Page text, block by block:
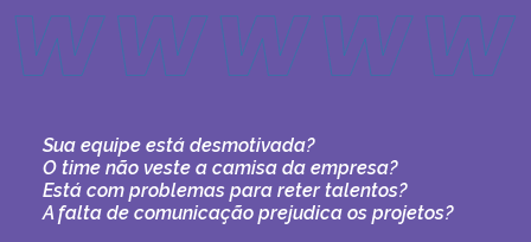
Sua equipe está desmotivada?
O time não veste a camisa da empresa?
Está com problemas para reter talentos?
A falta de comunicação prejudica os projetos?